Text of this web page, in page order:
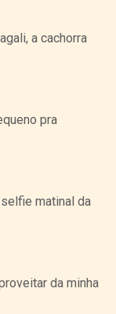
a cachorra
pra
matinal da
da minha